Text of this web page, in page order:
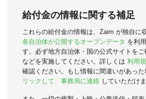
給付金の情報に関する補足
これらの給付金の情報は、Zaim が独自に
各自治体が公開するオープンデータ を利
す。必ず地方自治体・国の公式サイトを
などを実施してください。詳しくは 利用
確認ください。もし情報に間違いがあった
リックして、事務局に連絡 していただけ